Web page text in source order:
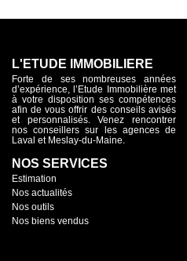
L'ETUDE IMMOBILIERE
Forte de ses nombreuses années
d’expérience, l’Etude Immobilière met
à votre disposition ses compétences
afin de vous offrir des conseils avisés
et personnalisés. Venez rencontrer
nos conseillers sur les agences de
Laval et Meslay-du-Maine.
NOS SERVICES
Estimation
Nos actualités
Nos outils
Nos biens vendus